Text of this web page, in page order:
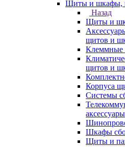
Щиты и шкафы,
Назад
Щиты и
щитов и
Клеммные
щитов и
Корпуса
Системы
аксессуары
Шкафы
Щиты и